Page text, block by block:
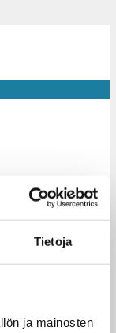
Tietoja
ja mainosten